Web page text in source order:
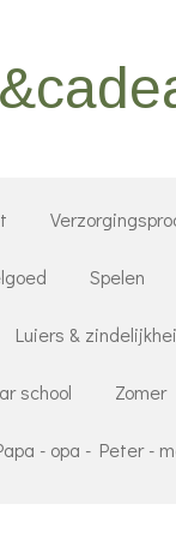
Spelen
Luiers &
school Zomer
- opa - Peter -